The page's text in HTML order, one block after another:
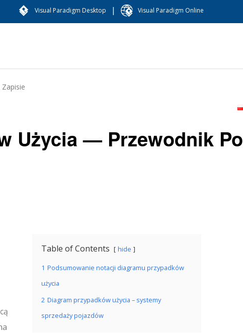
Visual Paradigm Desktop | Visual Paradigm Online
Użycia — Przewodnik Po
Table of Contents hide
1 Podsumowanie notacji diagramu przypadków
użycia
2 Diagram przypadków użycia – systemy
sprzedaży pojazdów